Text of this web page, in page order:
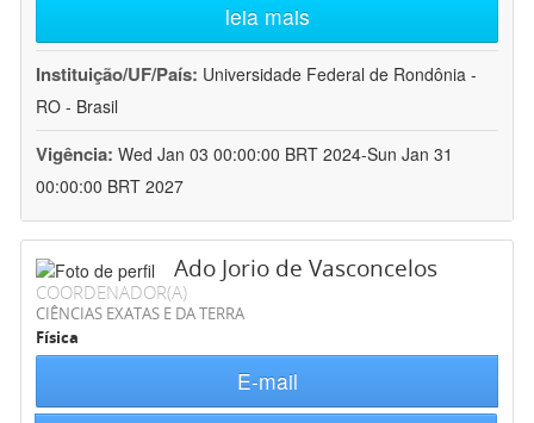
leia mais
Instituição/UF/País: Universidade Federal de Rondônia -
RO - Brasil
Vigência: Wed Jan 03 00:00:00 BRT 2024-Sun Jan 31
00:00:00 BRT 2027
Ado Jorio de Vasconcelos
COORDENADOR(A)
CIÊNCIAS EXATAS E DA TERRA
Física
E-mail